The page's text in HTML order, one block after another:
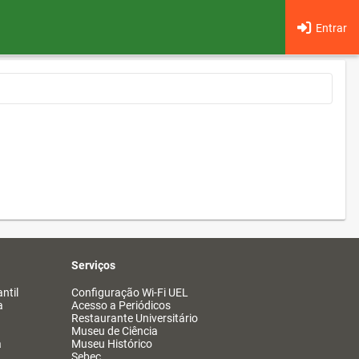
Entrar
Serviços
Configuração Wi-Fi UEL
Acesso a Periódicos
Restaurante Universitário
Museu de Ciência
Museu Histórico